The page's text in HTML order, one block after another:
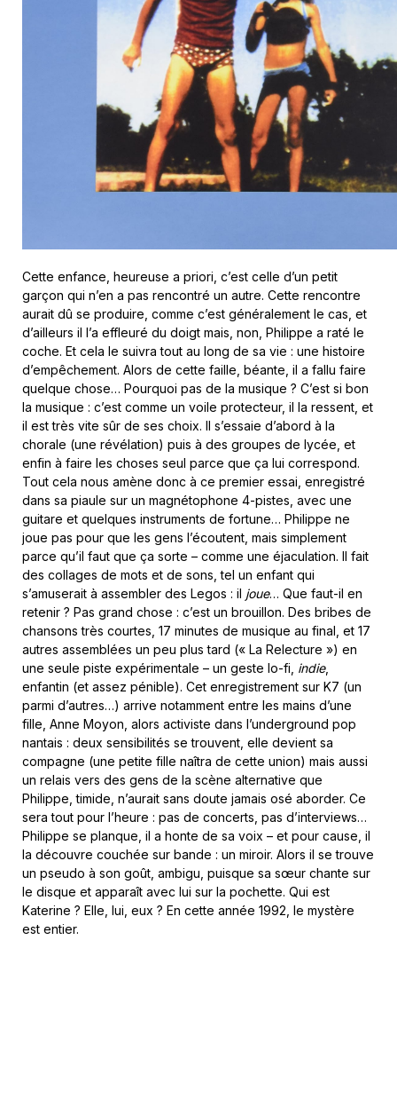
Cette enfance, heureuse a priori, c’est celle d’un petit
garçon qui n’en a pas rencontré un autre. Cette rencontre
aurait dû se produire, comme c’est généralement le cas, et
d’ailleurs il l’a effleuré du doigt mais, non, Philippe a raté le
coche. Et cela le suivra tout au long de sa vie : une histoire
d’empêchement. Alors de cette faille, béante, il a fallu faire
quelque chose… Pourquoi pas de la musique ? C’est si bon
la musique : c’est comme un voile protecteur, il la ressent, et
il est très vite sûr de ses choix. Il s’essaie d’abord à la
chorale (une révélation) puis à des groupes de lycée, et
enfin à faire les choses seul parce que ça lui correspond.
Tout cela nous amène donc à ce premier essai, enregistré
dans sa piaule sur un magnétophone 4-pistes, avec une
guitare et quelques instruments de fortune… Philippe ne
joue pas pour que les gens l’écoutent, mais simplement
parce qu’il faut que ça sorte – comme une éjaculation. Il fait
des collages de mots et de sons, tel un enfant qui
s’amuserait à assembler des Legos : il joue… Que faut-il en
retenir ? Pas grand chose : c’est un brouillon. Des bribes de
chansons très courtes, 17 minutes de musique au final, et 17
autres assemblées un peu plus tard (« La Relecture ») en
une seule piste expérimentale – un geste lo-fi, indie,
enfantin (et assez pénible). Cet enregistrement sur K7 (un
parmi d’autres…) arrive notamment entre les mains d’une
fille, Anne Moyon, alors activiste dans l’underground pop
nantais : deux sensibilités se trouvent, elle devient sa
compagne (une petite fille naîtra de cette union) mais aussi
un relais vers des gens de la scène alternative que
Philippe, timide, n’aurait sans doute jamais osé aborder. Ce
sera tout pour l’heure : pas de concerts, pas d’interviews…
Philippe se planque, il a honte de sa voix – et pour cause, il
la découvre couchée sur bande : un miroir. Alors il se trouve
un pseudo à son goût, ambigu, puisque sa sœur chante sur
le disque et apparaît avec lui sur la pochette. Qui est
Katerine ? Elle, lui, eux ? En cette année 1992, le mystère
est entier.